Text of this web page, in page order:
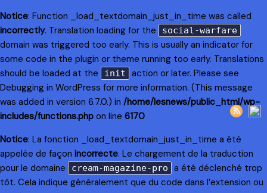
Notice: Function _load_textdomain_just_in_time was called
incorrectly. Translation loading for the social-warfare
domain was triggered too early. This is usually an indicator for
some code in the plugin or theme running too early. Translations
should be loaded at the
init
action or later. Please see
Debugging in WordPress for more information. (This message
was added in version 6.7.0.) in /home/lesnews/public_html/wp-
includes/functions.php on line 6170
Notice: La fonction _load_textdomain_just_in_time a été
appelée de façon incorrecte. Le chargement de la traduction
pour le domaine
cream-magazine-pro
a été déclenché trop
tôt. Cela indique généralement que du code dans l’extension ou